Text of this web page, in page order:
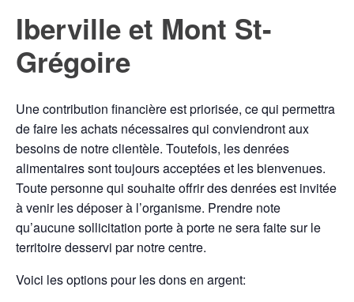
Iberville et Mont St-
Grégoire
Une contribution financière est priorisée, ce qui permettra
de faire les achats nécessaires qui conviendront aux
besoins de notre clientèle. Toutefois, les denrées
alimentaires sont toujours acceptées et les bienvenues.
Toute personne qui souhaite offrir des denrées est invitée
à venir les déposer à l’organisme. Prendre note
qu’aucune sollicitation porte à porte ne sera faite sur le
territoire desservi par notre centre.
Voici les options pour les dons en argent: